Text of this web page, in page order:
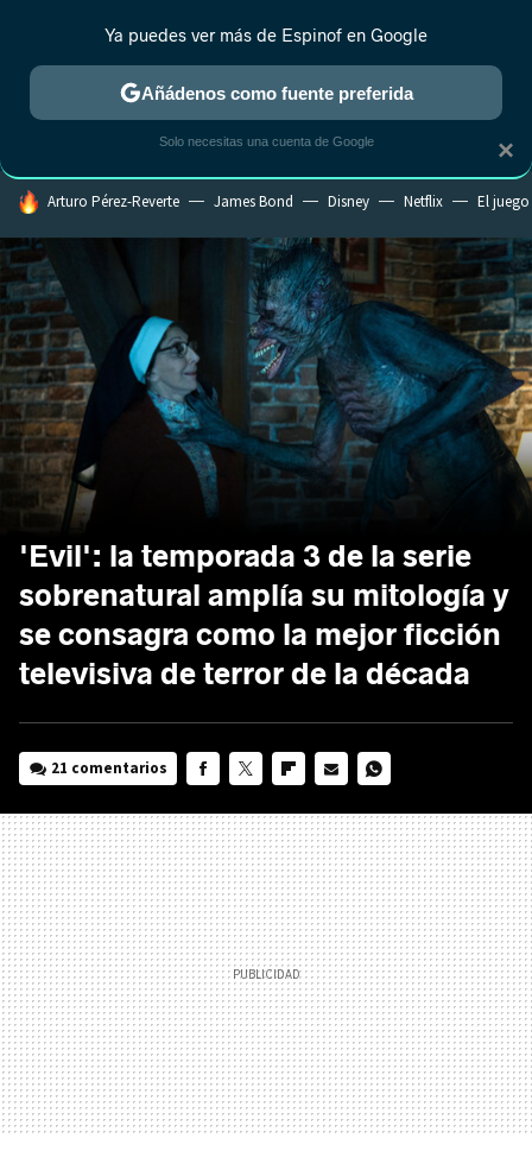
ESTRENOS REALITY ANIME RANKINGS CINE
HOY SE HABLA DE
Arturo Pérez-Reverte James Bond Disney Netflix El
'Evil': la temporada 3 de la serie
sobrenatural amplía su mitología y
se consagra como la mejor ficción
televisiva de terror de la década
21 comentarios
MAIL
×
Ya puedes ver más de Espinof en Google
Añádenos como fuente preferida
Solo necesitas una cuenta de Google